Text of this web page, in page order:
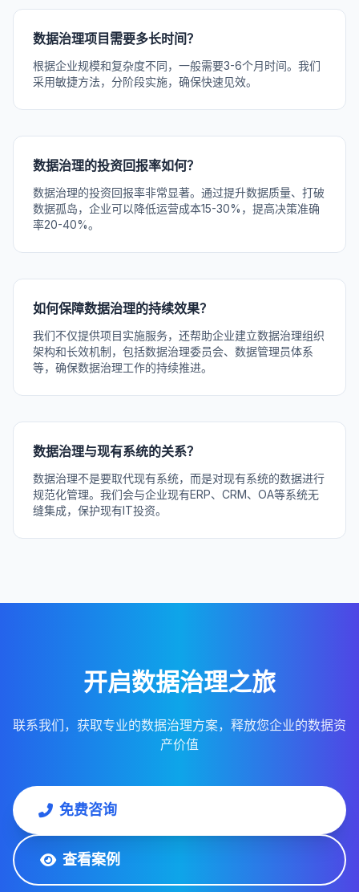
数据治理项目需要多长时间？
根据企业规模和复杂度不同，一般需要3-6个月时间。我们
采用敏捷方法，分阶段实施，确保快速见效。
数据治理的投资回报率如何？
数据治理的投资回报率非常显著。通过提升数据质量、打破
数据孤岛，企业可以降低运营成本15-30%，提高决策准确
率20-40%。
如何保障数据治理的持续效果？
我们不仅提供项目实施服务，还帮助企业建立数据治理组织
架构和长效机制，包括数据治理委员会、数据管理员体系
等，确保数据治理工作的持续推进。
数据治理与现有系统的关系？
数据治理不是要取代现有系统，而是对现有系统的数据进行
规范化管理。我们会与企业现有ERP、CRM、OA等系统无
缝集成，保护现有IT投资。
开启数据治理之旅
联系我们，获取专业的数据治理方案，释放您企业的数据资
产价值
免费咨询
查看案例